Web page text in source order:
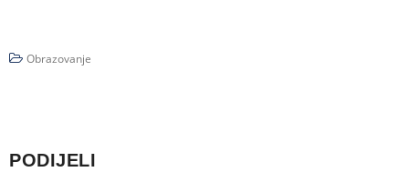
Obrazovanje
PODIJELI